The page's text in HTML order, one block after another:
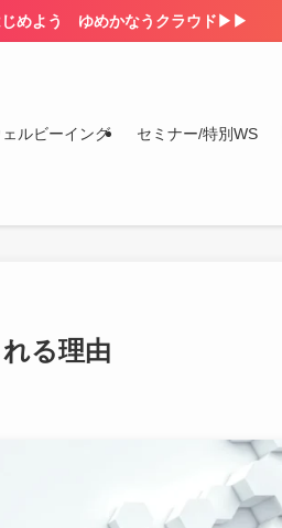
じめよう ゆめかなうクラウド▶▶
ェルビーイング セミナー/特別WS
る理由